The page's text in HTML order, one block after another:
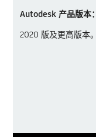
Autodesk 产品版本：
2020 版及更高版本。